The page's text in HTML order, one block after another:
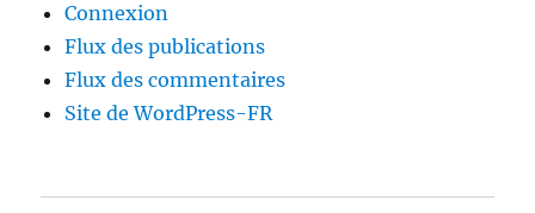
Connexion
Flux des publications
Flux des commentaires
Site de WordPress-FR